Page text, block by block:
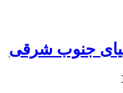
جنوب شرقی